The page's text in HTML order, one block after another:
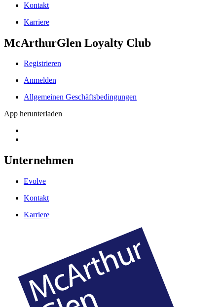
Kontakt
Karriere
McArthurGlen Loyalty Club
Registrieren
Anmelden
Allgemeinen Geschäftsbedingungen
App herunterladen
Unternehmen
Evolve
Kontakt
Karriere